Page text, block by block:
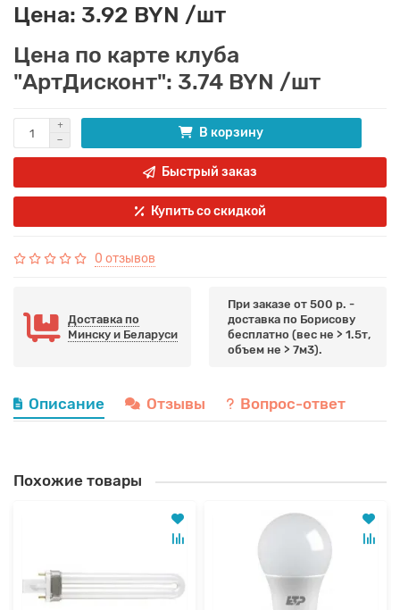
Цена: 3.92 BYN /шт
Цена по карте клуба
"АртДисконт": 3.74 BYN /шт
В корзину
Быстрый заказ
Купить со скидкой
0 отзывов
Доставка по
Минску и Беларуси
При заказе от 500 р. -
доставка по Борисову
бесплатно (вес не > 1.5т,
объем не > 7м3).
Описание Отзывы Вопрос-ответ
Похожие товары